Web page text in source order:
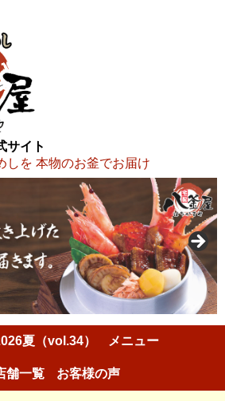
サイト
しを 本物のお釜でお届け
夏（vol.34） メニュー
舗一覧 お客様の声